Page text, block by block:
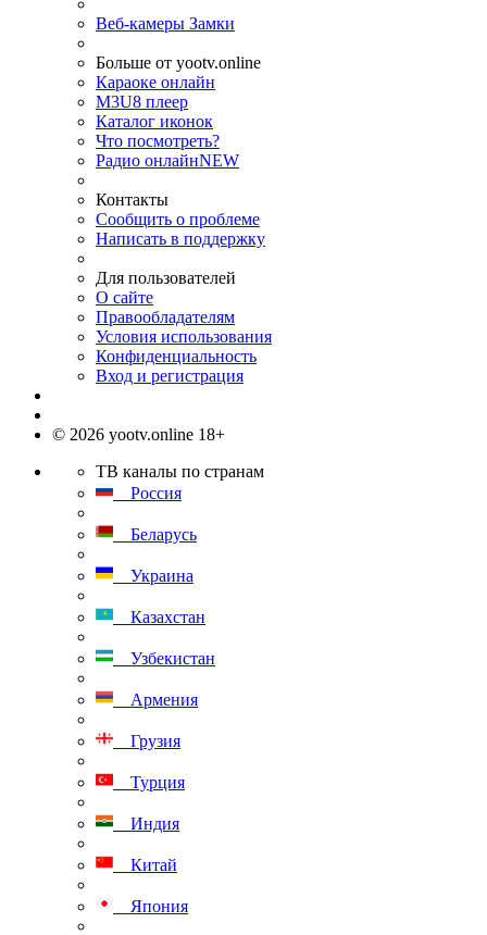
Веб-камеры Замки
Больше от yootv.online
Караоке онлайн
M3U8 плеер
Каталог иконок
Что посмотреть?
Радио онлайнNEW
Контакты
Сообщить о проблеме
Написать в поддержку
Для пользователей
О сайте
Правообладателям
Условия использования
Конфиденциальность
Вход и регистрация
© 2026 yootv.online 18+
ТВ каналы по странам
Россия
Беларусь
Украина
Казахстан
Узбекистан
Армения
Грузия
Турция
Индия
Китай
Япония